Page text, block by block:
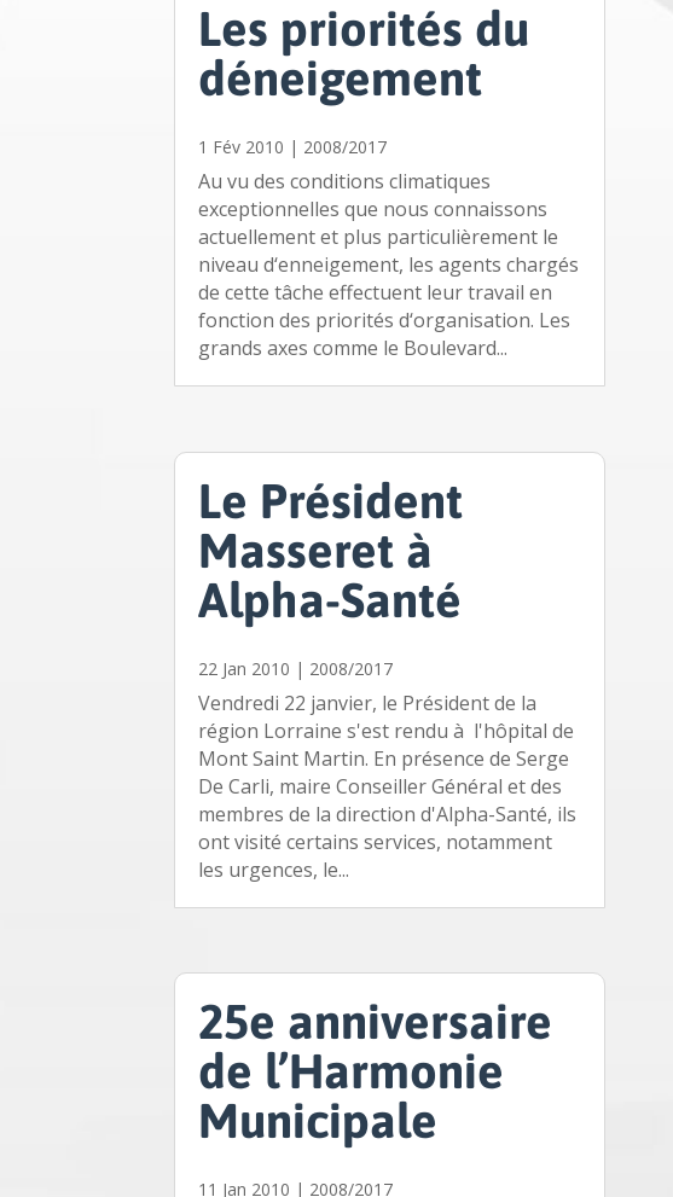
Les priorités du
déneigement
1 Fév 2010 | 2008/2017
Au vu des conditions climatiques
exceptionnelles que nous connaissons
actuellement et plus particulièrement le
niveau d‘enneigement, les agents chargés
de cette tâche effectuent leur travail en
fonction des priorités d‘organisation. Les
grands axes comme le Boulevard...
Le Président
Masseret à
Alpha-Santé
22 Jan 2010 | 2008/2017
Vendredi 22 janvier, le Président de la
région Lorraine s'est rendu à l'hôpital de
Mont Saint Martin. En présence de Serge
De Carli, maire Conseiller Général et des
membres de la direction d'Alpha-Santé, ils
ont visité certains services, notamment
les urgences, le...
25e anniversaire
de l’Harmonie
Municipale
11 Jan 2010 | 2008/2017